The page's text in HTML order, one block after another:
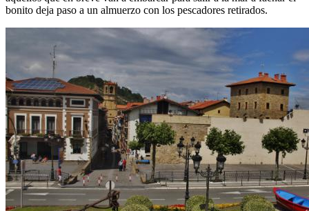
bonito deja paso a un almuerzo con los pescadores retirados.